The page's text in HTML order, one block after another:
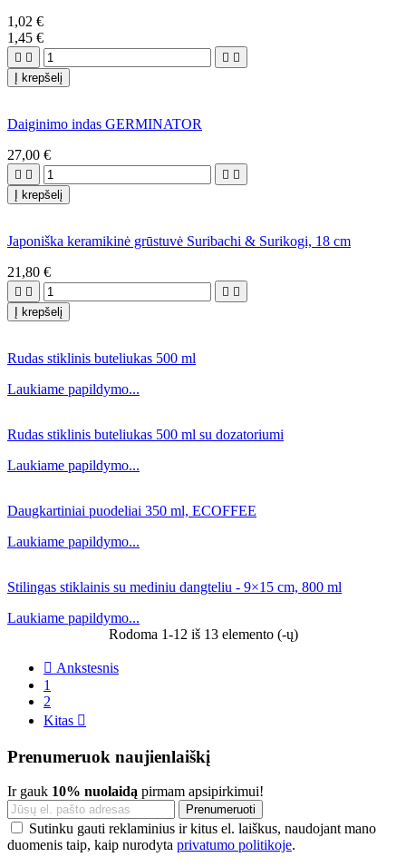
1,02 €
1,45 €
   
Į krepšelį
Daiginimo indas GERMINATOR
27,00 €
   
Į krepšelį
Japoniška keramikinė grūstuvė Suribachi & Surikogi, 18 cm
21,80 €
   
Į krepšelį
Rudas stiklinis buteliukas 500 ml
Laukiame papildymo...
Rudas stiklinis buteliukas 500 ml su dozatoriumi
Laukiame papildymo...
Daugkartiniai puodeliai 350 ml, ECOFFEE
Laukiame papildymo...
Stilingas stiklainis su mediniu dangteliu - 9×15 cm, 800 ml
Laukiame papildymo...
Rodoma 1-12 iš 13 elemento (-ų)
 Ankstesnis
1
2
Kitas 
Prenumeruok naujienlaiškį
Ir gauk 10% nuolaidą pirmam apsipirkimui!
Sutinku gauti reklaminius ir kitus el. laiškus, naudojant mano
duomenis taip, kaip nurodyta privatumo politikoje.